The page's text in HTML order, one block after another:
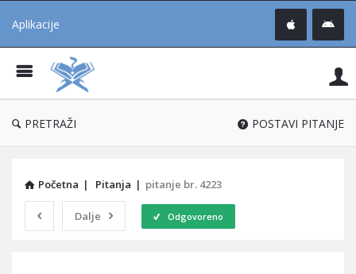
Aplikacije
®
PRETRAŽI POSTAVI PITANJE
Početna | Pitanja | pitanje br. 4223
Dalje Odgovoreno